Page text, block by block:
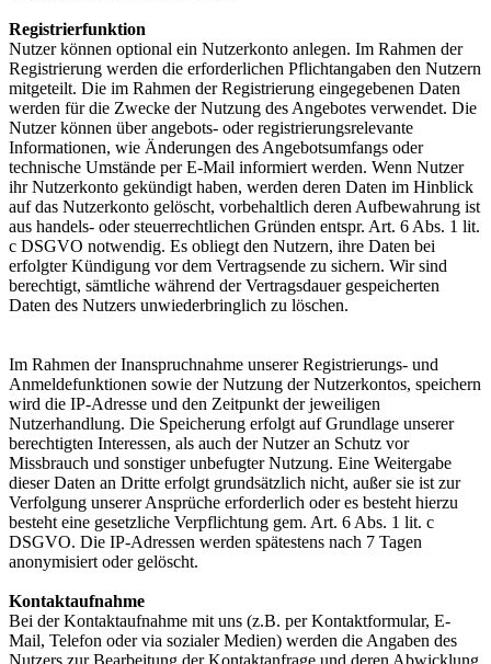
Registrierfunktion
Nutzer können optional ein Nutzerkonto anlegen. Im Rahmen der
Registrierung werden die erforderlichen Pflichtangaben den Nutzern
mitgeteilt. Die im Rahmen der Registrierung eingegebenen Daten
werden für die Zwecke der Nutzung des Angebotes verwendet. Die
Nutzer können über angebots- oder registrierungsrelevante
Informationen, wie Änderungen des Angebotsumfangs oder
technische Umstände per E-Mail informiert werden. Wenn Nutzer
ihr Nutzerkonto gekündigt haben, werden deren Daten im Hinblick
auf das Nutzerkonto gelöscht, vorbehaltlich deren Aufbewahrung ist
aus handels- oder steuerrechtlichen Gründen entspr. Art. 6 Abs. 1 lit.
c DSGVO notwendig. Es obliegt den Nutzern, ihre Daten bei
erfolgter Kündigung vor dem Vertragsende zu sichern. Wir sind
berechtigt, sämtliche während der Vertragsdauer gespeicherten
Daten des Nutzers unwiederbringlich zu löschen.
Im Rahmen der Inanspruchnahme unserer Registrierungs- und
Anmeldefunktionen sowie der Nutzung der Nutzerkontos, speichern
wird die IP-Adresse und den Zeitpunkt der jeweiligen
Nutzerhandlung. Die Speicherung erfolgt auf Grundlage unserer
berechtigten Interessen, als auch der Nutzer an Schutz vor
Missbrauch und sonstiger unbefugter Nutzung. Eine Weitergabe
dieser Daten an Dritte erfolgt grundsätzlich nicht, außer sie ist zur
Verfolgung unserer Ansprüche erforderlich oder es besteht hierzu
besteht eine gesetzliche Verpflichtung gem. Art. 6 Abs. 1 lit. c
DSGVO. Die IP-Adressen werden spätestens nach 7 Tagen
anonymisiert oder gelöscht.
Kontaktaufnahme
Bei der Kontaktaufnahme mit uns (z.B. per Kontaktformular, E-
Mail, Telefon oder via sozialer Medien) werden die Angaben des
Nutzers zur Bearbeitung der Kontaktanfrage und deren Abwicklung